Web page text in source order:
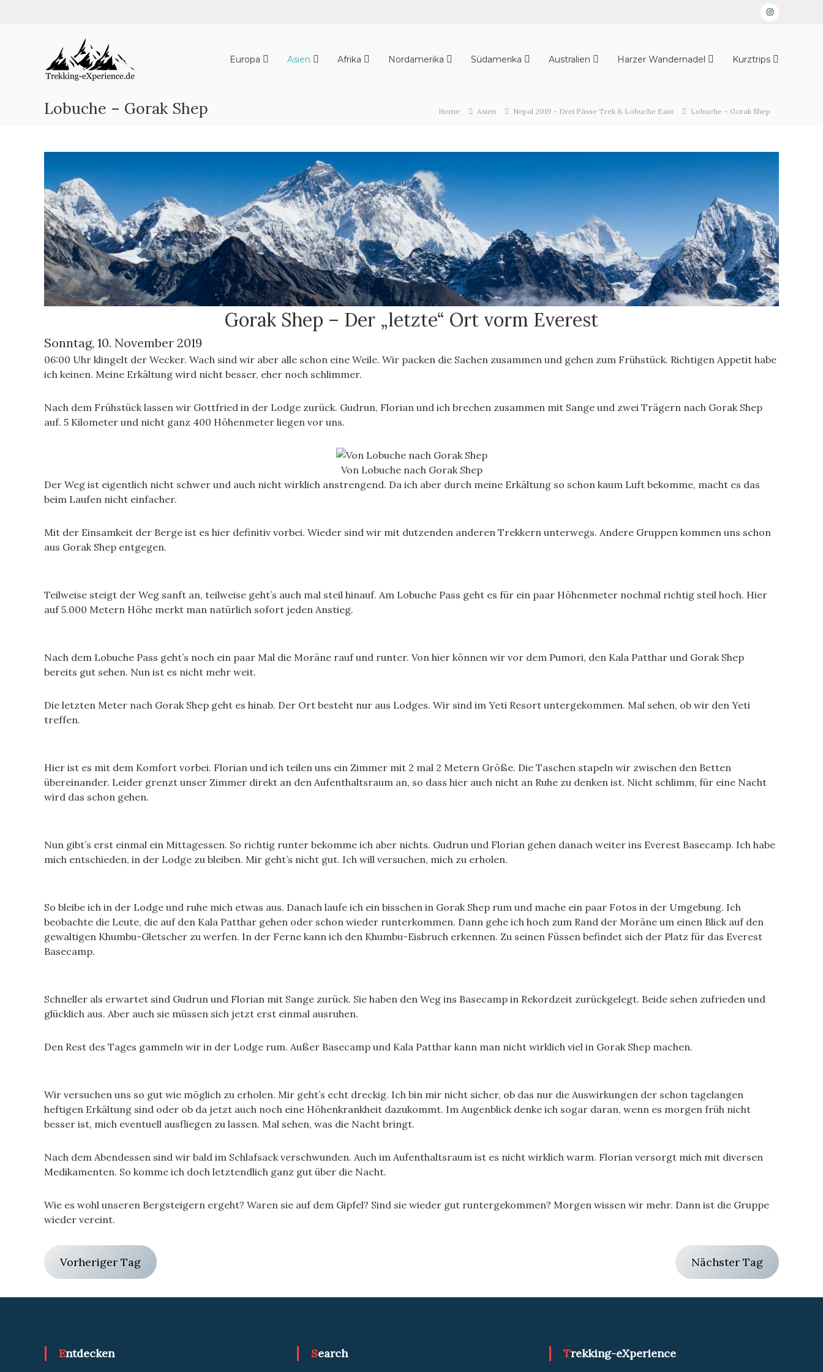
Instagram
Trekking-
eXperience.de
Reiseberichte
aus
ganzen
Europa Asien Afrika Nordamerika Südamerika Australien Harzer Wandernadel Kurztrips
Lobuche – Gorak Shep Home Asien Nepal 2019 – Drei Pässe Trek & Lobuche East Lobuche – Gorak Shep
Gorak Shep – Der „letzte“ Ort vorm Everest
Sonntag, 10. November 2019
06:00 Uhr klingelt der Wecker. Wach sind wir aber alle schon eine Weile. Wir packen die Sachen zusammen und gehen zum Frühstück. Richtigen Appetit habe
ich keinen. Meine Erkältung wird nicht besser, eher noch schlimmer.
Nach dem Frühstück lassen wir Gottfried in der Lodge zurück. Gudrun, Florian und ich brechen zusammen mit Sange und zwei Trägern nach Gorak Shep
auf. 5 Kilometer und nicht ganz 400 Höhenmeter liegen vor uns.
Von Lobuche nach Gorak Shep
Der Weg ist eigentlich nicht schwer und auch nicht wirklich anstrengend. Da ich aber durch meine Erkältung so schon kaum Luft bekomme, macht es das
beim Laufen nicht einfacher.
Mit der Einsamkeit der Berge ist es hier definitiv vorbei. Wieder sind wir mit dutzenden anderen Trekkern unterwegs. Andere Gruppen kommen uns schon
aus Gorak Shep entgegen.
Teilweise steigt der Weg sanft an, teilweise geht’s auch mal steil hinauf. Am Lobuche Pass geht es für ein paar Höhenmeter nochmal richtig steil hoch. Hier
auf 5.000 Metern Höhe merkt man natürlich sofort jeden Anstieg.
Nach dem Lobuche Pass geht’s noch ein paar Mal die Moräne rauf und runter. Von hier können wir vor dem Pumori, den Kala Patthar und Gorak Shep
bereits gut sehen. Nun ist es nicht mehr weit.
Die letzten Meter nach Gorak Shep geht es hinab. Der Ort besteht nur aus Lodges. Wir sind im Yeti Resort untergekommen. Mal sehen, ob wir den Yeti
treffen.
Hier ist es mit dem Komfort vorbei. Florian und ich teilen uns ein Zimmer mit 2 mal 2 Metern Größe. Die Taschen stapeln wir zwischen den Betten
übereinander. Leider grenzt unser Zimmer direkt an den Aufenthaltsraum an, so dass hier auch nicht an Ruhe zu denken ist. Nicht schlimm, für eine Nacht
wird das schon gehen.
Nun gibt’s erst einmal ein Mittagessen. So richtig runter bekomme ich aber nichts. Gudrun und Florian gehen danach weiter ins Everest Basecamp. Ich habe
mich entschieden, in der Lodge zu bleiben. Mir geht’s nicht gut. Ich will versuchen, mich zu erholen.
So bleibe ich in der Lodge und ruhe mich etwas aus. Danach laufe ich ein bisschen in Gorak Shep rum und mache ein paar Fotos in der Umgebung. Ich
beobachte die Leute, die auf den Kala Patthar gehen oder schon wieder runterkommen. Dann gehe ich hoch zum Rand der Moräne um einen Blick auf den
gewaltigen Khumbu-Gletscher zu werfen. In der Ferne kann ich den Khumbu-Eisbruch erkennen. Zu seinen Füssen befindet sich der Platz für das Everest
Basecamp.
Schneller als erwartet sind Gudrun und Florian mit Sange zurück. Sie haben den Weg ins Basecamp in Rekordzeit zurückgelegt. Beide sehen zufrieden und
glücklich aus. Aber auch sie müssen sich jetzt erst einmal ausruhen.
Den Rest des Tages gammeln wir in der Lodge rum. Außer Basecamp und Kala Patthar kann man nicht wirklich viel in Gorak Shep machen.
Wir versuchen uns so gut wie möglich zu erholen. Mir geht’s echt dreckig. Ich bin mir nicht sicher, ob das nur die Auswirkungen der schon tagelangen
heftigen Erkältung sind oder ob da jetzt auch noch eine Höhenkrankheit dazukommt. Im Augenblick denke ich sogar daran, wenn es morgen früh nicht
besser ist, mich eventuell ausfliegen zu lassen. Mal sehen, was die Nacht bringt.
Nach dem Abendessen sind wir bald im Schlafsack verschwunden. Auch im Aufenthaltsraum ist es nicht wirklich warm. Florian versorgt mich mit diversen
Medikamenten. So komme ich doch letztendlich ganz gut über die Nacht.
Wie es wohl unseren Bergsteigern ergeht? Waren sie auf dem Gipfel? Sind sie wieder gut runtergekommen? Morgen wissen wir mehr. Dann ist die Gruppe
wieder vereint.
Vorheriger Tag Nächster Tag
Entdecken Search Trekking-eXperience